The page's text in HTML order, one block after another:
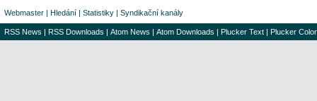
Webmaster | Hledání | Statistiky | Syndikační kanály
RSS News | RSS Downloads | Atom News | Atom Downloads | Plucker Text | Plucker Color